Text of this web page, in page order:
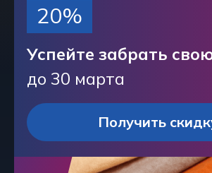
20%
Успейте забрать
до 30 марта
Получить